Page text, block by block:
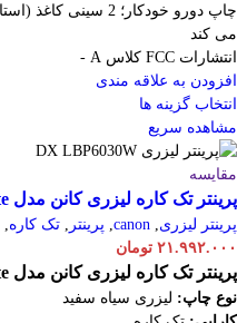
می کند
انتشارات FCC کلاس A -
افزودن به علاقه مندی
انتخاب گزینه ها
مشاهده سریع
مقایسه
پرینتر تک کاره لیزری کانن مدل LBP6030White
پرینتر لیزری,
canon
, پرینتر , تک کاره,
۲۱.۹۹۲.۰۰۰ تومان
پرینتر تک کاره لیزری کانن مدل LBP6030White
نوع چاپ: لیزری سیاه سفید